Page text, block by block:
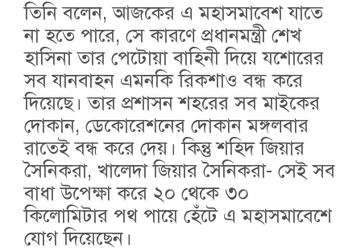
তিনি বলেন, আজকের এ মহাসমাবেশ যাতে
না হতে পারে, সে কারণে প্রধানমন্ত্রী শেখ
হাসিনা তার পেটোয়া বাহিনী দিয়ে যশোরের
সব যানবাহন এমনকি রিকশাও বন্ধ করে
দিয়েছে। তার প্রশাসন শহরের সব মাইকের
দোকান, ডেকোরেশনের দোকান মঙ্গলবার
রাতেই বন্ধ করে দেয়। কিন্তু শহিদ জিয়ার
সৈনিকরা, খালেদা জিয়ার সৈনিকরা- সেই সব
বাধা উপেক্ষা করে ২০ থেকে ৩০
কিলোমিটার পথ পায়ে হেঁটে এ মহাসমাবেশে
যোগ দিয়েছেন।